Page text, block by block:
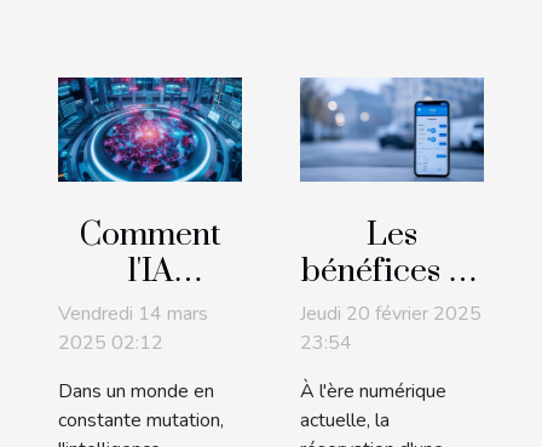
Comment
l'IA
générative
transforme-
t-elle les
industries
Vendredi 14 mars
2025 02:12
Dans un monde en
constante mutation,
Les
bénéfices de
réserver
votre place
de parking
en ligne
Jeudi 20 février 2025
23:54
À l'ère numérique
actuelle, la